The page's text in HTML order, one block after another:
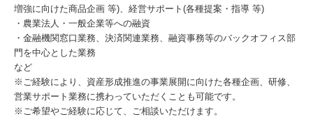
増強に向けた商品企画 等)、経営サポート(各種提案・指導 等)
・農業法人・一般企業等への融資
・金融機関窓口業務、決済関連業務、融資事務等のバックオフィス部
門を中心とした業務​
など
※ご経験により、資産形成推進の事業展開に向けた各種企画、研修、
営業サポート業務に携わっていただくことも可能です。
※ご希望やご経験に応じて、ご相談いただけます。